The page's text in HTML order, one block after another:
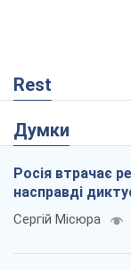
Rest
Думки
Росія втрачає
насправді
Сергій Місюра